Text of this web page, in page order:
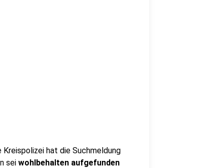
Kreispolizei hat die Suchmeldung
sei wohlbehalten aufgefunden